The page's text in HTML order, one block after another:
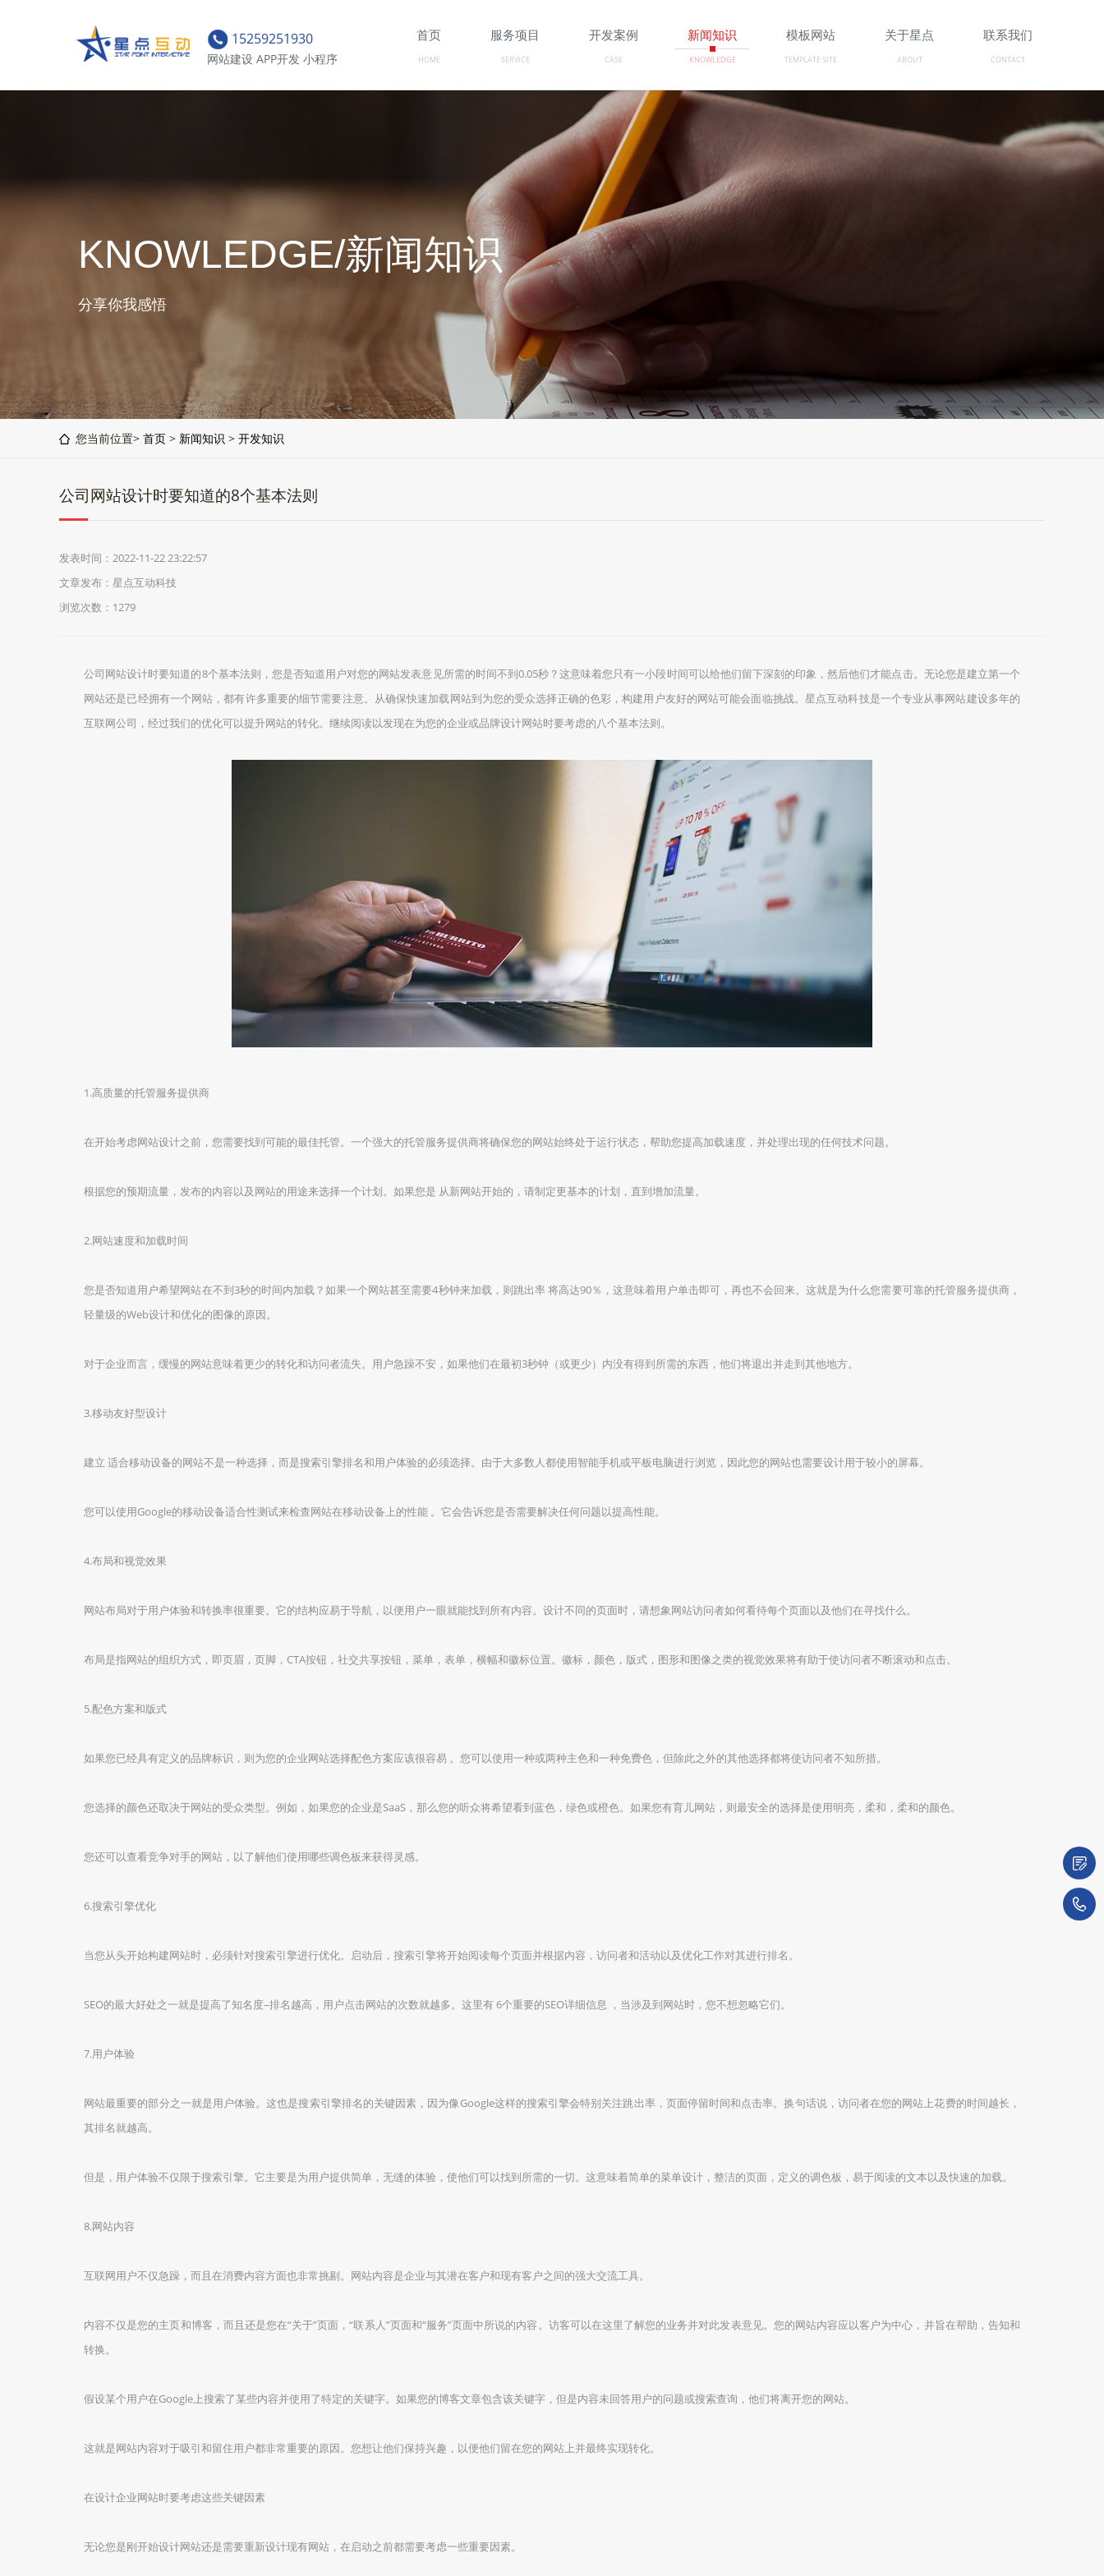
15259251930
网站建设 APP开发 小程序
首页
HOME
服务项目
SERVICE
开发案例
CASE
新闻知识
KNOWLEDGE
模板网站
TEMPLATE SITE
关于星点
ABOUT
联系我们
CONTACT
KNOWLEDGE/新闻知识
分享你我感悟
您当前位置> 首页 > 新闻知识 > 开发知识
公司网站设计时要知道的8个基本法则
发表时间：2022-11-22 23:22:57
文章发布：星点互动科技
浏览次数： 1279
公司网站设计时要知道的8个基本法则，您是否知道用户对您的网站发表意见所需的时间不到0.05秒？这意味着您只有一小段时间可以给他们留下深刻的印象，然后他们才能点击。无论您是建立第一个
网站还是已经拥有一个网站，都有许多重要的细节需要注意。从确保快速加载网站到为您的受众选择正确的色彩，构建用户友好的网站可能会面临挑战。星点互动科技是一个专业从事网站建设多年的
互联网公司，经过我们的优化可以提升网站的转化。继续阅读以发现在为您的企业或品牌设计网站时要考虑的八个基本法则。
1.高质量的托管服务提供商
在开始考虑网站设计之前，您需要找到可能的最佳托管。一个强大的托管服务提供商将确保您的网站始终处于运行状态，帮助您提高加载速度，并处理出现的任何技术问题。
根据您的预期流量，发布的内容以及网站的用途来选择一个计划。如果您是 从新网站开始的，请制定更基本的计划，直到增加流量。
2.网站速度和加载时间
您是否知道用户希望网站在不到3秒的时间内加载？如果一个网站甚至需要4秒钟来加载，则跳出率 将高达90％，这意味着用户单击即可，再也不会回来。这就是为什么您需要可靠的托管服务提供商，
轻量级的Web设计和优化的图像的原因。
对于企业而言，缓慢的网站意味着更少的转化和访问者流失。用户急躁不安，如果他们在最初3秒钟（或更少）内没有得到所需的东西，他们将退出并走到其他地方。
3.移动友好型设计
建立 适合移动设备的网站不是一种选择，而是搜索引擎排名和用户体验的必须选择。由于大多数人都使用智能手机或平板电脑进行浏览，因此您的网站也需要设计用于较小的屏幕。
您可以使用Google的移动设备适合性测试来检查网站在移动设备上的性能 。它会告诉您是否需要解决任何问题以提高性能。
4.布局和视觉效果
网站布局对于用户体验和转换率很重要。它的结构应易于导航，以便用户一眼就能找到所有内容。设计不同的页面时，请想象网站访问者如何看待每个页面以及他们在寻找什么。
布局是指网站的组织方式，即页眉，页脚，CTA按钮，社交共享按钮，菜单，表单，横幅和徽标位置。徽标，颜色，版式，图形和图像之类的视觉效果将有助于使访问者不断滚动和点击。
5.配色方案和版式
如果您已经具有定义的品牌标识，则为您的企业网站选择配色方案应该很容易 。您可以使用一种或两种主色和一种免费色，但除此之外的其他选择都将使访问者不知所措。
您选择的颜色还取决于网站的受众类型。例如，如果您的企业是SaaS，那么您的听众将希望看到蓝色，绿色或橙色。如果您有育儿网站，则最安全的选择是使用明亮，柔和，柔和的颜色。
您还可以查看竞争对手的网站，以了解他们使用哪些调色板来获得灵感。
6.搜索引擎优化
当您从头开始构建网站时，必须针对搜索引擎进行优化。启动后，搜索引擎将开始阅读每个页面并根据内容，访问者和活动以及优化工作对其进行排名。
SEO的最大好处之一就是提高了知名度–排名越高，用户点击网站的次数就越多。这里有 6个重要的SEO详细信息 ，当涉及到网站时，您不想忽略它们。
7.用户体验
网站最重要的部分之一就是用户体验。这也是搜索引擎排名的关键因素，因为像Google这样的搜索引擎会特别关注跳出率，页面停留时间和点击率。换句话说，访问者在您的网站上花费的时间越长，
其排名就越高。
但是，用户体验不仅限于搜索引擎。它主要是为用户提供简单，无缝的体验，使他们可以找到所需的一切。这意味着简单的菜单设计，整洁的页面，定义的调色板，易于阅读的文本以及快速的加载。
8.网站内容
互联网用户不仅急躁，而且在消费内容方面也非常挑剔。网站内容是企业与其潜在客户和现有客户之间的强大交流工具。
内容不仅是您的主页和博客，而且还是您在“关于”页面，“联系人”页面和“服务”页面中所说的内容。访客可以在这里了解您的业务并对此发表意见。您的网站内容应以客户为中心，并旨在帮助，告知和
转换。
假设某个用户在Google上搜索了某些内容并使用了特定的关键字。如果您的博客文章包含该关键字，但是内容未回答用户的问题或搜索查询，他们将离开您的网站。
这就是网站内容对于吸引和留住用户都非常重要的原因。您想让他们保持兴趣，以便他们留在您的网站上并最终实现转化。
在设计企业网站时要考虑这些关键因素
无论您是刚开始设计网站还是需要重新设计现有网站，在启动之前都需要考虑一些重要因素。